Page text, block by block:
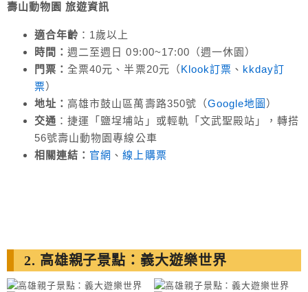
壽山動物園 旅遊資訊
適合年齡 ：1歲以上
時間：週二至週日 09:00~17:00（週一休園）
門票：全票40元、半票20元（Klook訂票 、 kkday訂
票）
地址： 高雄市鼓山區萬壽路350號（Google地圖 ）
交通 ：捷運「鹽埕埔站」或輕軌「文武聖殿站」，轉搭
56號壽山動物園專線公車
相關連結： 官網 、線上購票
2. 高雄親子景點：義大遊樂世界